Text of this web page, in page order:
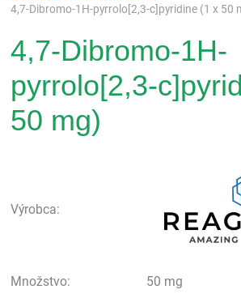
4,7-Dibromo-1H-pyrrolo[2,3-c]pyridine (1 x 50
4,7-Dibromo-1H-
pyrrolo[2,3-
50 mg)
Výrobca:
Množstvo:
50 mg